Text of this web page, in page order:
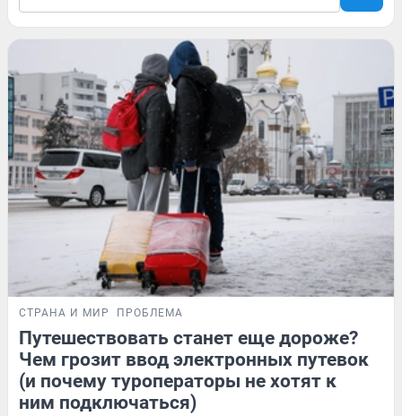
СТРАНА И МИР ПРОБЛЕМА
Путешествовать станет еще дороже?
Чем грозит ввод электронных путевок
(и почему туроператоры не хотят к
ним подключаться)